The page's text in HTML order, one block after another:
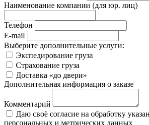
Наименование компании (для юр. лиц)
Телефон
E-mail
Выберите дополнительные услуги:
Экспедирование груза
Страхование груза
Доставка «до двери»
Дополнительная информация о заказе
Комментарий
Даю своё согласие на обработку
персональных и метрических данных